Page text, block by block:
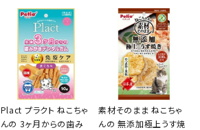
Plact プラクト ねこちゃ
んの 3ヶ月からの歯み
素材そのまま ねこちゃ
んの 無添加極上うす焼